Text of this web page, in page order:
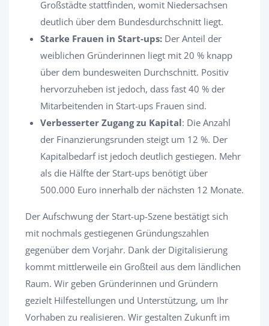
Großstädte stattfinden, womit Niedersachsen
deutlich über dem Bundesdurchschnitt liegt.
Starke Frauen in Start-ups: Der Anteil der
weiblichen Gründerinnen liegt mit 20 % knapp
über dem bundesweiten Durchschnitt. Positiv
hervorzuheben ist jedoch, dass fast 40 % der
Mitarbeitenden in Start-ups Frauen sind.
Verbesserter Zugang zu Kapital: Die Anzahl
der Finanzierungsrunden steigt um 12 %. Der
Kapitalbedarf ist jedoch deutlich gestiegen. Mehr
als die Hälfte der Start-ups benötigt über
500.000 Euro innerhalb der nächsten 12 Monate.
Der Aufschwung der Start-up-Szene bestätigt sich
mit nochmals gestiegenen Gründungszahlen
gegenüber dem Vorjahr. Dank der Digitalisierung
kommt mittlerweile ein Großteil aus dem ländlichen
Raum. Wir geben Gründerinnen und Gründern
gezielt Hilfestellungen und Unterstützung, um Ihr
Vorhaben zu realisieren. Wir gestalten Zukunft im